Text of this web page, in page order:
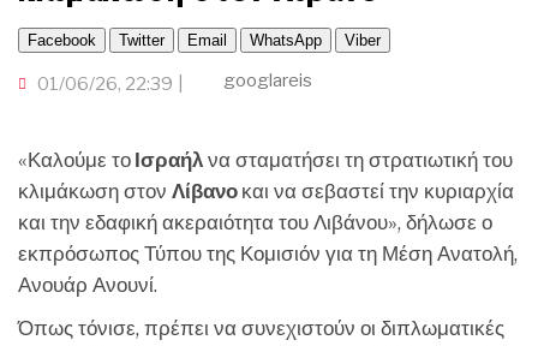
TRAVELLER
ΒΡΟΥΜ ΒΡΟΥΜ
ΤΟΠΙΚΗ ΑΥΤΟΔΙΟΙΚΗΣΗ
ΟΙΚΟΝΟΜΙΑ
ΠΟΡΤΟΚΑΛΙ ΘΕΑ
ΑΛΛΑ ΣΠΟΡ
CINEΜΑΔΕΣ
Ο ΛΑΟΣ ΤΡΑΓΟΥΔΙ ΘΕΛΕΙ
ΕΚΕΙ ΣΤΑ ΞΕΝΑ
Facebook Twitter Email WhatsApp Viber
01/06/26, 22:39 googlareis
«Καλούμε το Ισραήλ να σταματήσει τη στρατιωτική του
κλιμάκωση στον Λίβανο και να σεβαστεί την κυριαρχία
και την εδαφική ακεραιότητα του Λιβάνου», δήλωσε ο
εκπρόσωπος Τύπου της Κομισιόν για τη Μέση Ανατολή,
Ανουάρ Ανουνί.
Όπως τόνισε, πρέπει να συνεχιστούν οι διπλωματικές